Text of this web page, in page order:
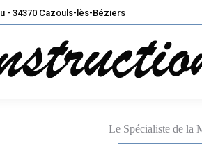
- 34370 Cazouls-lès-Béziers
Le Spécialiste de la